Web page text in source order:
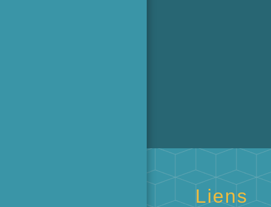
Liens